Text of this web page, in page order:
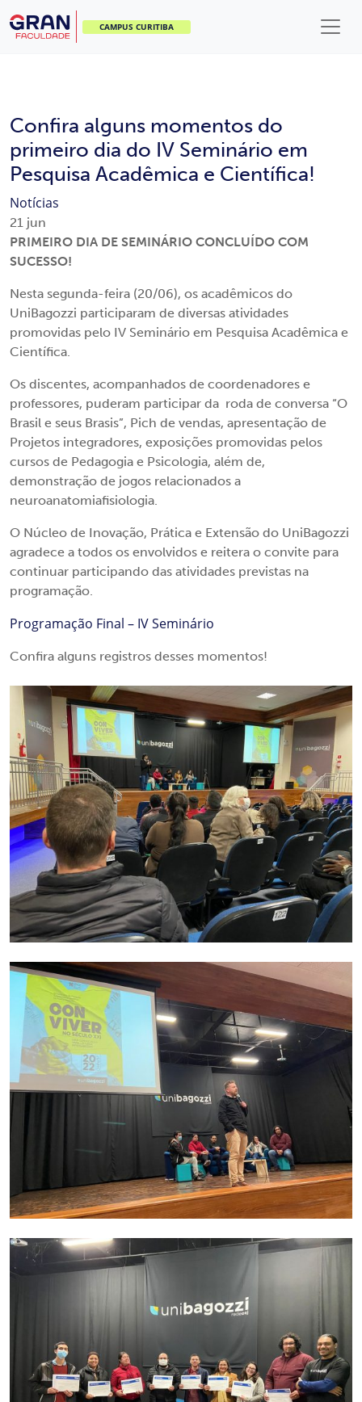
CAMPUS CURITIBA
Confira alguns momentos do
primeiro dia do IV Seminário em
Pesquisa Acadêmica e Científica!
Notícias
21 jun
PRIMEIRO DIA DE SEMINÁRIO CONCLUÍDO COM
SUCESSO!
Nesta segunda-feira (20/06), os acadêmicos do
UniBagozzi participaram de diversas atividades
promovidas pelo IV Seminário em Pesquisa Acadêmica e
Científica.
Os discentes, acompanhados de coordenadores e
professores, puderam participar da roda de conversa “O
Brasil e seus Brasis”, Pich de vendas, apresentação de
Projetos integradores, exposições promovidas pelos
cursos de Pedagogia e Psicologia, além de,
demonstração de jogos relacionados a
neuroanatomiafisiologia.
O Núcleo de Inovação, Prática e Extensão do UniBagozzi
agradece a todos os envolvidos e reitera o convite para
continuar participando das atividades previstas na
programação.
Programação Final – IV Seminário
Confira alguns registros desses momentos!